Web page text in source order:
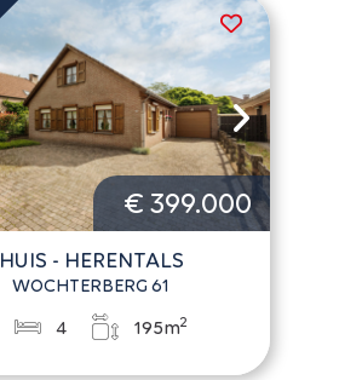
€ 399.000
HUIS - HERENTALS
WOCHTERBERG 61
4 195m2